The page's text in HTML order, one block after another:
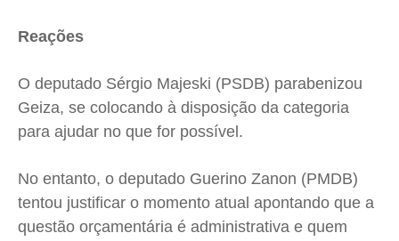
Reações
O deputado Sérgio Majeski (PSDB) parabenizou
Geiza, se colocando à disposição da categoria
para ajudar no que for possível.
No entanto, o deputado Guerino Zanon (PMDB)
tentou justificar o momento atual apontando que a
questão orçamentária é administrativa e quem